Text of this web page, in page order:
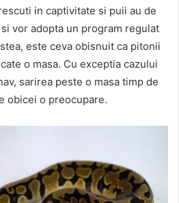
in captivitate si puii au de
vor adopta un program regulat
este ceva obisnuit ca pitonii
o masa. Cu exceptia cazului
sarirea peste o masa timp de
obicei o preocupare.